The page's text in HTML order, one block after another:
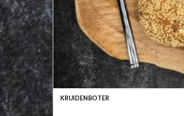
KRUIDENBOTER